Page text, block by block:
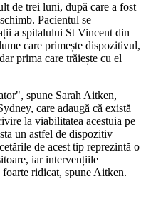
de trei luni, după care a fost
Pacientul se
a spitalului St Vincent din
care primește dispozitivul,
prima care trăiește cu el
spune Sarah Aitken,
care adaugă că există
la viabilitatea acestuia pe
un astfel de dispozitiv
de acest tip reprezintă o
iar intervențiile
ridicat, spune Aitken.